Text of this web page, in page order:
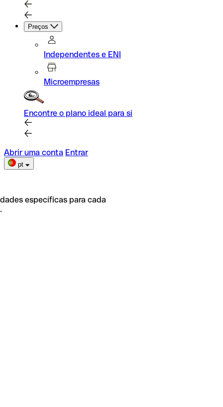
Preços
Independentes e ENI
Microempresas
Encontre o plano ideal para si
Abrir uma conta Entrar
pt
específicas para cada